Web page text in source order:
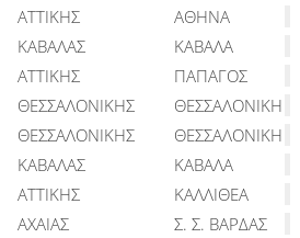
ΑΤΤΙΚΗΣ
ΑΘΗΝΑ
ΚΑΒΑΛΑΣ
ΚΑΒΑΛΑ
ΑΤΤΙΚΗΣ
ΠΑΠΑΓΟΣ
ΘΕΣΣΑΛΟΝΙΚΗΣ
ΘΕΣΣΑΛΟΝΙΚΗ
ΘΕΣΣΑΛΟΝΙΚΗΣ
ΘΕΣΣΑΛΟΝΙΚΗ
ΚΑΒΑΛΑΣ
ΚΑΒΑΛΑ
ΑΤΤΙΚΗΣ
ΚΑΛΛΙΘΕΑ
ΑΧΑΙΑΣ
Σ. Σ. ΒΑΡΔΑΣ